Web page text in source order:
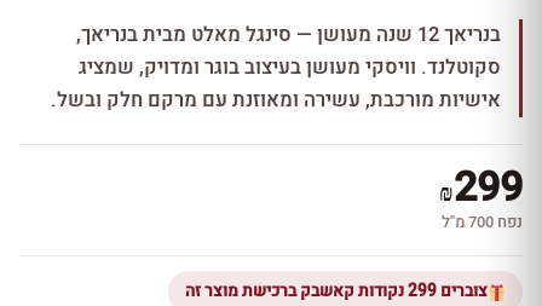
בנריאך 12 שנה מעושן — סינגל מאלט מבית בנריאך,
סקוטלנד. וויסקי מעושן בעיצוב בוגר ומדויק, שמציג
אישיות מורכבת, עשירה ומאוזנת עם מרקם חלק ובשל.
₪299
נפח 700 מ''ל
צוברים 299 נקודות קאשבק ברכישת מוצר זה